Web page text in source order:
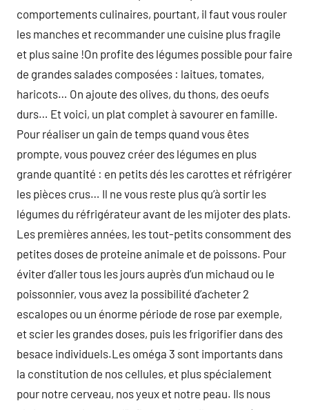
comportements culinaires, pourtant, il faut vous rouler
les manches et recommander une cuisine plus fragile
et plus saine !On profite des légumes possible pour faire
de grandes salades composées : laitues, tomates,
haricots… On ajoute des olives, du thons, des oeufs
durs… Et voici, un plat complet à savourer en famille.
Pour réaliser un gain de temps quand vous êtes
prompte, vous pouvez créer des légumes en plus
grande quantité : en petits dés les carottes et réfrigérer
les pièces crus… Il ne vous reste plus qu’à sortir les
légumes du réfrigérateur avant de les mijoter des plats.
Les premières années, les tout-petits consomment des
petites doses de proteine animale et de poissons. Pour
éviter d’aller tous les jours auprès d’un michaud ou le
poissonnier, vous avez la possibilité d’acheter 2
escalopes ou un énorme période de rose par exemple,
et scier les grandes doses, puis les frigorifier dans des
besace individuels.Les oméga 3 sont importants dans
la constitution de nos cellules, et plus spécialement
pour notre cerveau, nos yeux et notre peau. Ils nous